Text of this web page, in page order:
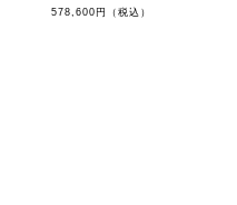
578,600円（税込）